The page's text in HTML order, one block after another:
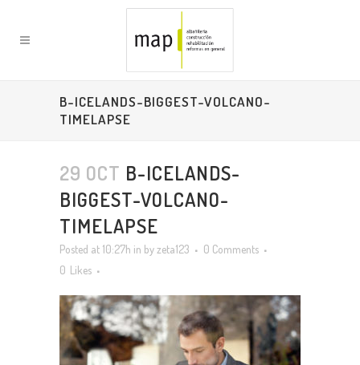
B-ICELANDS-BIGGEST-VOLCANO-
TIMELAPSE
29 OCT B-ICELANDS-
BIGGEST-VOLCANO-
TIMELAPSE
Posted at 10:27h in byzeta123
0 Comments
0 Likes